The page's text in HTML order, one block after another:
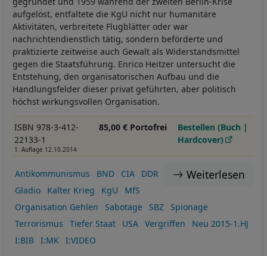
aufgelöst, entfaltete die KgU nicht nur humanitäre
Aktivitäten, verbreitete Flugblätter oder war
nachrichtendienstlich tätig, sondern beförderte und
praktizierte zeitweise auch Gewalt als Widerstandsmittel
gegen die Staatsführung. Enrico Heitzer untersucht die
Entstehung, den organisatorischen Aufbau und die
Handlungsfelder dieser privat geführten, aber politisch
höchst wirkungsvollen Organisation.
ISBN 978-3-412-
22133-1
1. Auflage 12.10.2014
85,00 € Portofrei
Bestellen (Buch |
Hardcover)
Weiterlesen
Antikommunismus BND CIA
DDR
Gladio
Kalter Krieg KgU
MfS
Organisation Gehlen
Sabotage SBZ
Spionage
Terrorismus
Tiefer Staat USA Vergriffen
Neu 2015-1.HJ
I:BIB
I:MK I:VIDEO